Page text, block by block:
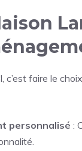
c’est faire le
personnalisé :